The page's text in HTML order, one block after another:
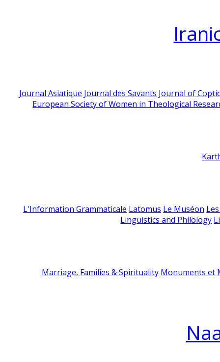
Journal Asiatique Journal des Savants Journal of
European Society of Women in Theological
L'Information Grammaticale Latomus Le Muséon
Linguistics and Philology
Marriage, Families & Spirituality Monuments et